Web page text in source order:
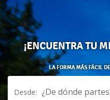
¡ENCUENTRA TU
LA FORMA MÁS FÁCIL
Desde: ¿De dónde